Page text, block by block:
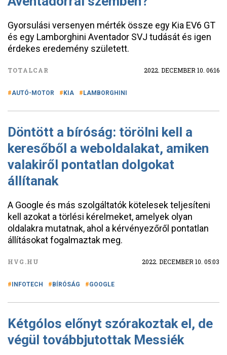
Gyorsulási versenyen mérték össze egy Kia EV6 GT
és egy Lamborghini Aventador SVJ tudását és igen
érdekes eredemény született.
TOTALCAR 2022. DECEMBER 10. 06:16
AUTÓ-MOTOR KIA LAMBORGHINI
Döntött a bíróság: törölni kell a
keresőből a weboldalakat, amiken
valakiről pontatlan dolgokat
állítanak
A Google és más szolgáltatók kötelesek teljesíteni
kell azokat a törlési kérelmeket, amelyek olyan
oldalakra mutatnak, ahol a kérvényezőről pontatlan
állításokat fogalmaztak meg.
HVG.HU 2022. DECEMBER 10. 05:03
INFOTECH BÍRÓSÁG GOOGLE
Kétgólos előnyt szórakoztak el, de
végül továbbjutottak Messiék